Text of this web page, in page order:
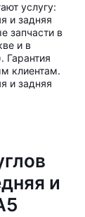
услугу:
и задняя
запчасти в
и в
клиентам.
и задняя
и